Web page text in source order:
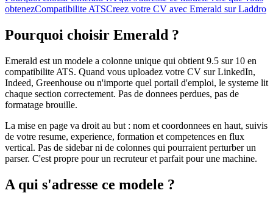
obtenezCompatibilite ATSCreez votre CV avec Emerald sur Laddro
Pourquoi choisir Emerald ?
Emerald est un modele a colonne unique qui obtient 9.5 sur 10 en
compatibilite ATS. Quand vous uploadez votre CV sur LinkedIn,
Indeed, Greenhouse ou n'importe quel portail d'emploi, le systeme lit
chaque section correctement. Pas de donnees perdues, pas de
formatage brouille.
La mise en page va droit au but : nom et coordonnees en haut, suivis
de votre resume, experience, formation et competences en flux
vertical. Pas de sidebar ni de colonnes qui pourraient perturber un
parser. C'est propre pour un recruteur et parfait pour une machine.
A qui s'adresse ce modele ?